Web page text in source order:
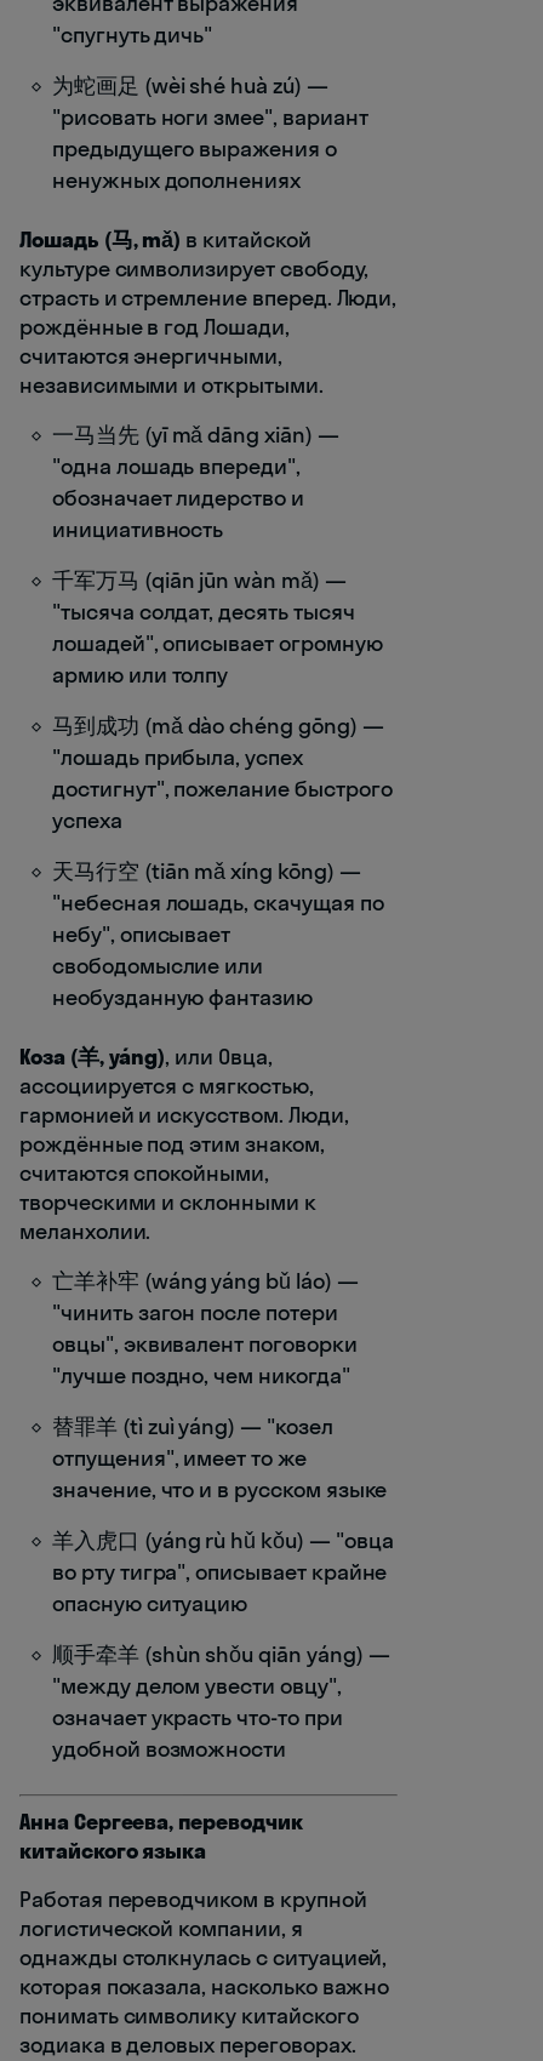
"спугнуть дичь"
为蛇画足 (wèi shé huà zú) —
"рисовать ноги змее", вариант
предыдущего выражения о
ненужных дополнениях
Лошадь (马, mǎ) в китайской
культуре символизирует свободу,
страсть и стремление вперед. Люди,
рождённые в год Лошади,
считаются энергичными,
независимыми и открытыми.
一马当先 (yī mǎ dāng xiān) —
"одна лошадь впереди",
обозначает лидерство и
инициативность
千军万马 (qiān jūn wàn mǎ) —
"тысяча солдат, десять тысяч
лошадей", описывает огромную
армию или толпу
马到成功 (mǎ dào chéng gōng) —
"лошадь прибыла, успех
достигнут", пожелание быстрого
успеха
天马行空 (tiān mǎ xíng kōng) —
"небесная лошадь, скачущая по
небу", описывает
свободомыслие или
необузданную фантазию
Коза (羊, yáng), или Овца,
ассоциируется с мягкостью,
гармонией и искусством. Люди,
рождённые под этим знаком,
считаются спокойными,
творческими и склонными к
меланхолии.
亡羊补牢 (wáng yáng bǔ láo) —
"чинить загон после потери
овцы", эквивалент поговорки
"лучше поздно, чем никогда"
替罪羊 (tì zuì yáng) — "козел
отпущения", имеет то же
значение, что и в русском языке
羊入虎口 (yáng rù hǔ kǒu) — "овца
во рту тигра", описывает крайне
опасную ситуацию
顺手牵羊 (shùn shǒu qiān yáng) —
"между делом увести овцу",
означает украсть что-то при
удобной возможности
Анна Сергеева, переводчик
китайского языка
Работая переводчиком в крупной
логистической компании, я
однажды столкнулась с ситуацией,
которая показала, насколько важно
понимать символику китайского
зодиака в деловых переговорах.